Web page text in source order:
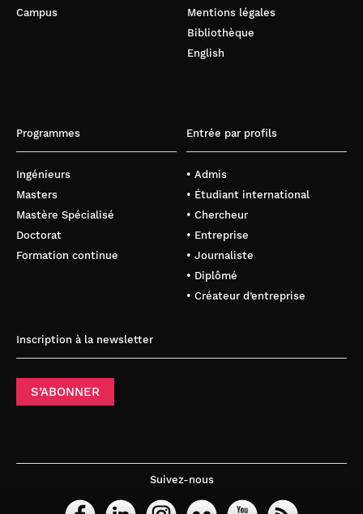
Campus
Mentions légales
Bibliothèque
English
Programmes
Ingénieurs
Masters
Mastère Spécialisé
Doctorat
Formation continue
Entrée par profils
• Admis
• Étudiant international
• Chercheur
• Entreprise
• Journaliste
• Diplômé
• Créateur d’entreprise
Inscription à la newsletter
S’ABONNER
Suivez-nous